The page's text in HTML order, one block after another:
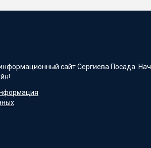
сайт Сергиева Посада.